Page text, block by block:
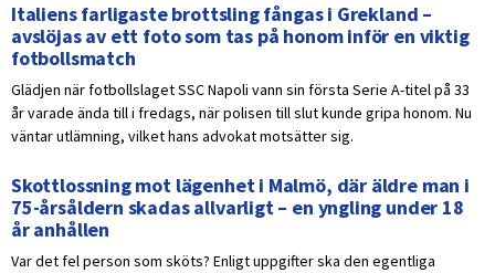
Italiens farligaste brottsling fångas i Grekland –
avslöjas av ett foto som tas på honom inför en viktig
fotbollsmatch
Glädjen när fotbollslaget SSC Napoli vann sin första Serie A-titel på 33
år varade ända till i fredags, när polisen till slut kunde gripa honom. Nu
väntar utlämning, vilket hans advokat motsätter sig.
Skottlossning mot lägenhet i Malmö, där äldre man i
75-årsåldern skadas allvarligt – en yngling under 18
år anhållen
Var det fel person som sköts? Enligt uppgifter ska den egentliga